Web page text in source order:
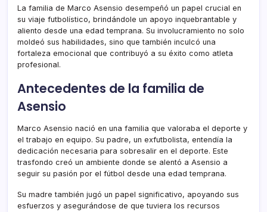
La familia de Marco Asensio desempeñó un papel crucial en
su viaje futbolístico, brindándole un apoyo inquebrantable y
aliento desde una edad temprana. Su involucramiento no solo
moldeó sus habilidades, sino que también inculcó una
fortaleza emocional que contribuyó a su éxito como atleta
profesional.
Antecedentes de la familia de
Asensio
Marco Asensio nació en una familia que valoraba el deporte y
el trabajo en equipo. Su padre, un exfutbolista, entendía la
dedicación necesaria para sobresalir en el deporte. Este
trasfondo creó un ambiente donde se alentó a Asensio a
seguir su pasión por el fútbol desde una edad temprana.
Su madre también jugó un papel significativo, apoyando sus
esfuerzos y asegurándose de que tuviera los recursos